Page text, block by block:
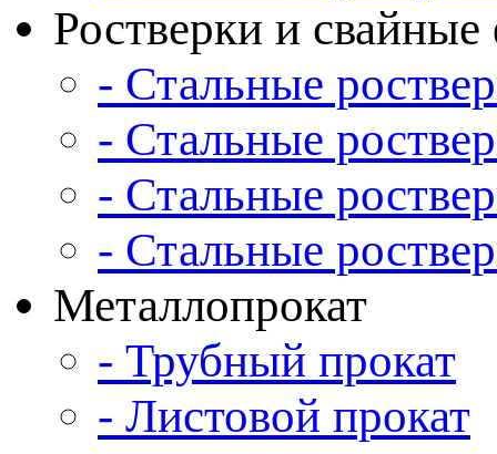
Ростверки и
- Стальные
- Стальные
- Стальные
- Стальные
Металлопрокат
- Трубный прокат
- Листовой прокат